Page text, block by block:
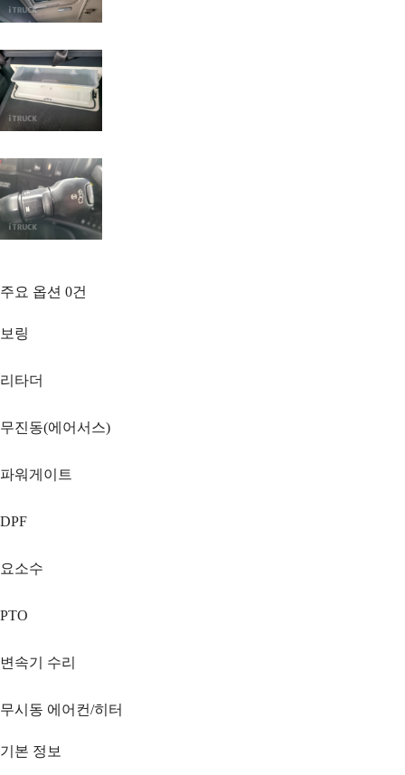
주요 옵션 0건
보링
리타더
무진동(에어서스)
파워게이트
DPF
요소수
PTO
변속기 수리
무시동 에어컨/히터
기본 정보